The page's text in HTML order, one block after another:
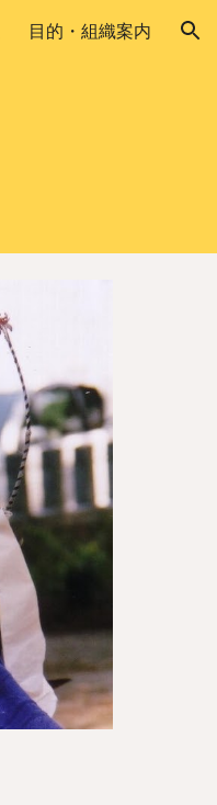
目的・組織案内